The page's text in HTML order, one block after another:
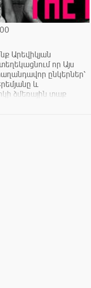
Արեվիկյան
որ Այս
ընկերներ՝
և
ձմեռային տաք